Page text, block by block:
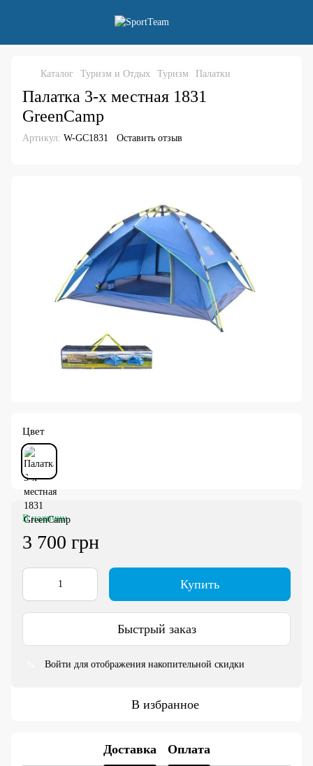
Каталог Туризм и Отдых Туризм Палатки
Палатка 3-х местная 1831
GreenCamp
Артикул: W-GC1831 Оставить отзыв
Цвет
В наличии
3 700 грн
Купить
Быстрый заказ
Войти для отображения накопительной скидки
В избранное
Доставка Оплата